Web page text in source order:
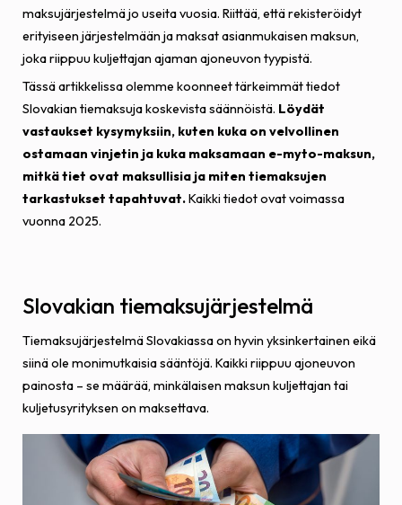
maksujärjestelmä jo useita vuosia. Riittää, että rekisteröidyt
erityiseen järjestelmään ja maksat asianmukaisen maksun,
joka riippuu kuljettajan ajaman ajoneuvon tyypistä.
Tässä artikkelissa olemme koonneet tärkeimmät tiedot
Slovakian tiemaksuja koskevista säännöistä. Löydät
vastaukset kysymyksiin, kuten kuka on velvollinen
ostamaan vinjetin ja kuka maksamaan e-myto-maksun,
mitkä tiet ovat maksullisia ja miten tiemaksujen
tarkastukset tapahtuvat.Kaikki tiedot ovat voimassa
vuonna 2025.
Slovakian tiemaksujärjestelmä
Tiemaksujärjestelmä Slovakiassa on hyvin yksinkertainen eikä
siinä ole monimutkaisia sääntöjä. Kaikki riippuu ajoneuvon
painosta – se määrää, minkälaisen maksun kuljettajan tai
kuljetusyrityksen on maksettava.